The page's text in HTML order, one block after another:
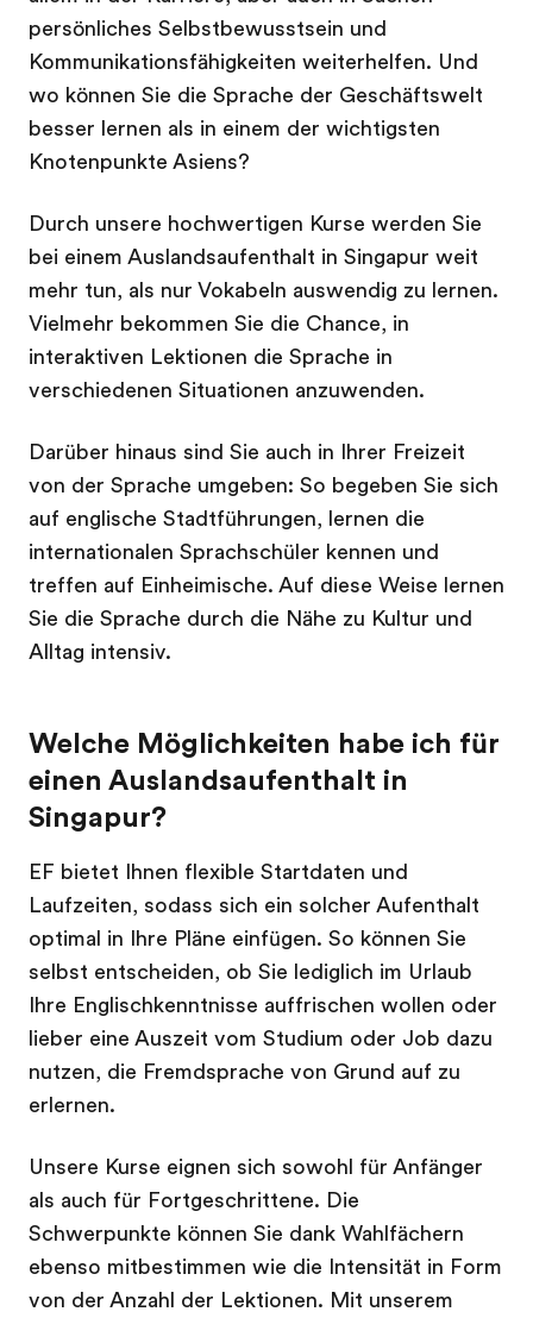
persönliches Selbstbewusstsein und
Kommunikationsfähigkeiten weiterhelfen. Und
wo können Sie die Sprache der Geschäftswelt
besser lernen als in einem der wichtigsten
Knotenpunkte Asiens?
Durch unsere hochwertigen Kurse werden Sie
bei einem Auslandsaufenthalt in Singapur weit
mehr tun, als nur Vokabeln auswendig zu lernen.
Vielmehr bekommen Sie die Chance, in
interaktiven Lektionen die Sprache in
verschiedenen Situationen anzuwenden.
Darüber hinaus sind Sie auch in Ihrer Freizeit
von der Sprache umgeben: So begeben Sie sich
auf englische Stadtführungen, lernen die
internationalen Sprachschüler kennen und
treffen auf Einheimische. Auf diese Weise lernen
Sie die Sprache durch die Nähe zu Kultur und
Alltag intensiv.
Welche Möglichkeiten habe ich für
einen Auslandsaufenthalt in
Singapur?
EF bietet Ihnen flexible Startdaten und
Laufzeiten, sodass sich ein solcher Aufenthalt
optimal in Ihre Pläne einfügen. So können Sie
selbst entscheiden, ob Sie lediglich im Urlaub
Ihre Englischkenntnisse auffrischen wollen oder
lieber eine Auszeit vom Studium oder Job dazu
nutzen, die Fremdsprache von Grund auf zu
erlernen.
Unsere Kurse eignen sich sowohl für Anfänger
als auch für Fortgeschrittene. Die
Schwerpunkte können Sie dank Wahlfächern
ebenso mitbestimmen wie die Intensität in Form
von der Anzahl der Lektionen. Mit unserem